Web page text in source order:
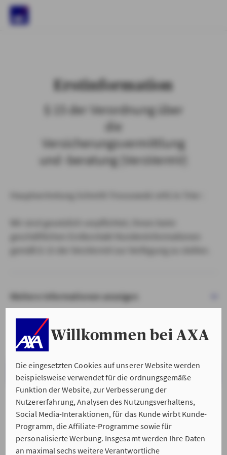
Willkommen bei AXA
Die eingesetzten Cookies auf unserer Website werden
beispielsweise verwendet für die ordnungsgemäße
Funktion der Website, zur Verbesserung der
Nutzererfahrung, Analysen des Nutzungsverhaltens,
Social Media-Interaktionen, für das Kunde wirbt Kunde-
Programm, die Affiliate-Programme sowie für
personalisierte Werbung. Insgesamt werden Ihre Daten
an maximal sechs weitere Verantwortliche
Erstinformation
§ 15 der Verordnung über
die
Versicherungsvermittlung
und -beratung (VersVermV)
Weitere Informationen anzeigen
VERSTANDEN & WEITER